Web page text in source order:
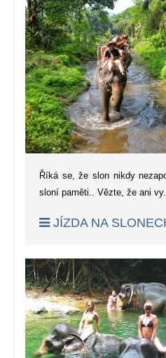
Říká se, že slon nikdy
sloní paměti.. Vězte, že ani
JÍZDA NA